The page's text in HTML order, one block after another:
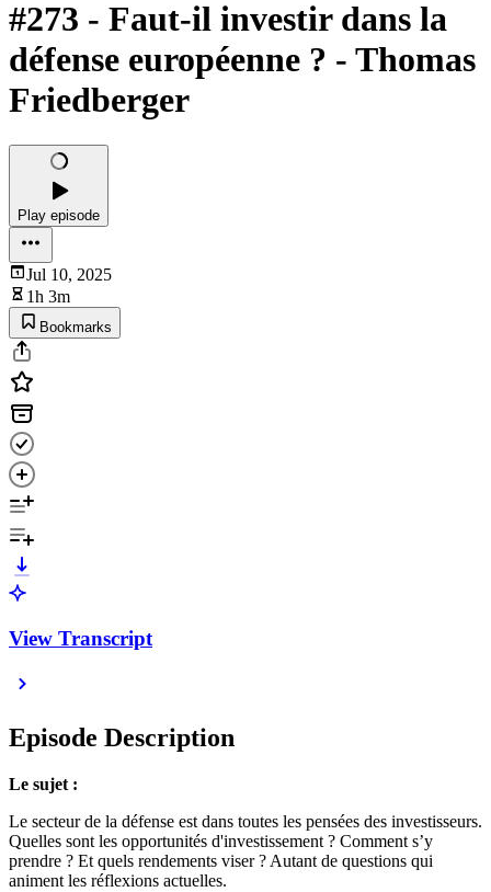
#273 - Faut-il investir dans la
défense européenne ? - Thomas
Friedberger
Play episode
Jul 10, 2025
1h 3m
Bookmarks
View Transcript
Episode Description
Le sujet :
Le secteur de la défense est dans toutes les pensées des investisseurs.
Quelles sont les opportunités d'investissement ? Comment s’y
prendre ? Et quels rendements viser ? Autant de questions qui
animent les réflexions actuelles.